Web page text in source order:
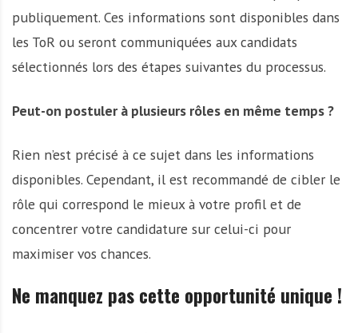
publiquement. Ces informations sont disponibles dans
les ToR ou seront communiquées aux candidats
sélectionnés lors des étapes suivantes du processus.
Peut-on postuler à plusieurs rôles en même temps ?
Rien n’est précisé à ce sujet dans les informations
disponibles. Cependant, il est recommandé de cibler le
rôle qui correspond le mieux à votre profil et de
concentrer votre candidature sur celui-ci pour
maximiser vos chances.
Ne manquez pas cette opportunité unique !